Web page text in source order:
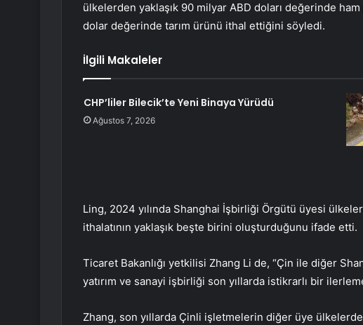
ülkelerden yaklaşık 90 milyar ABD doları değerinde
dolar değerinde tarım ürünü ithal ettiğini söyledi.
İlgili Makaleler
CHP’liler Bilecik’te Yeni Binaya Yürüdü
Ağustos 7, 2026
Ling, 2024 yılında Shanghai İşbirliği Örgütü üyesi
ithalatının yaklaşık beşte birini oluşturduğunu ifade etti.
Ticaret Bakanlığı yetkilisi Zhang Li de, “Çin ile diğer
yatırım ve sanayi işbirliği son yıllarda istikrarlı bir
Zhang, son yıllarda Çinli işletmelerin diğer üye